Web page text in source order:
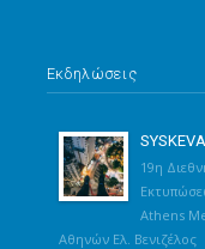
Εκδηλώσεις
19η
Athens
Αθηνών Ελ. Βενιζέλος